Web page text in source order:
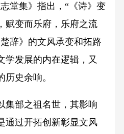
堂集》指出，“《诗》变
赋变而乐府，乐府之流
辞》的文风承变和拓路
学发展的内在逻辑，又
史余响。
部之祖名世，其影响
通过开拓创新彰显文风